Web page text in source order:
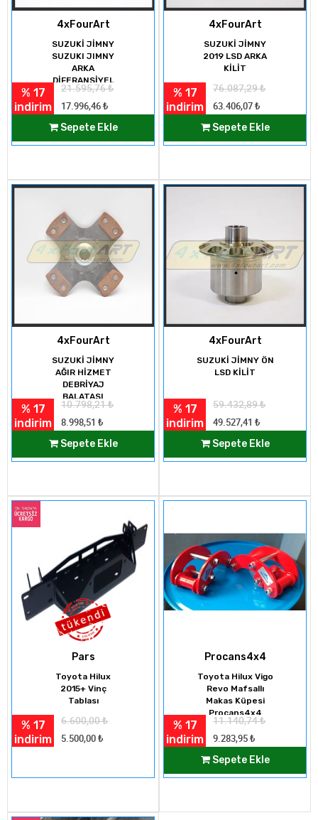
4xFourArt
SUZUKİ JİMNY
SUZUKI JIMNY
ARKA
DİFERANSİYEL
KİLİT
% 17
indirim
21.595,76₺
17.996,46 ₺
Sepete Ekle
4xFourArt
SUZUKİ JİMNY
2019 LSD ARKA
KİLİT
% 17
indirim
76.087,29₺
63.406,07 ₺
Sepete Ekle
4xFourArt
SUZUKİ JİMNY
AĞIR HİZMET
DEBRİYAJ
BALATASI
% 17
indirim
10.798,21₺
8.998,51 ₺
Sepete Ekle
4xFourArt
SUZUKİ JİMNY ÖN
LSD KİLİT
% 17
indirim
59.432,89₺
49.527,41 ₺
Sepete Ekle
Pars
Toyota Hilux
2015+ Vinç
Tablası
% 17
indirim
6.600,00₺
5.500,00 ₺
Procans4x4
Toyota Hilux Vigo
Revo Mafsallı
Makas Küpesi
Procans4x4
% 17
indirim
11.140,74₺
9.283,95 ₺
Sepete Ekle